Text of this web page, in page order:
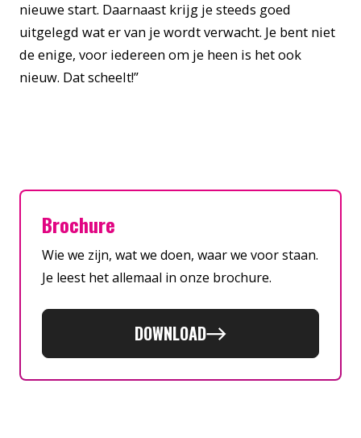
nieuwe start. Daarnaast krijg je steeds goed
uitgelegd wat er van je wordt verwacht. Je bent niet
de enige, voor iedereen om je heen is het ook
nieuw. Dat scheelt!”
Brochure
Wie we zijn, wat we doen, waar we voor staan.
Je leest het allemaal in onze brochure.
DOWNLOAD